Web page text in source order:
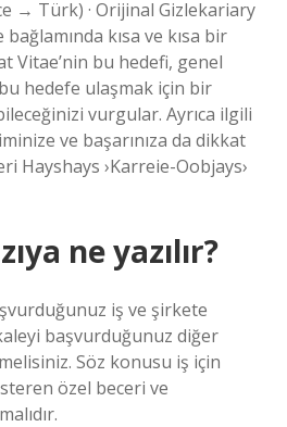
→ Türk) · Orijinal Gizlekariary
kısa ve kısa bir
Vitae’nin bu hedefi, genel
hedefe ulaşmak için bir
vurgular. Ayrıca ilgili
ve başarınıza da dikkat
Hayshays ›Karreie-Oobjays›
ne yazılır?
iş ve şirkete
başvurduğunuz diğer
Söz konusu iş için
özel beceri ve